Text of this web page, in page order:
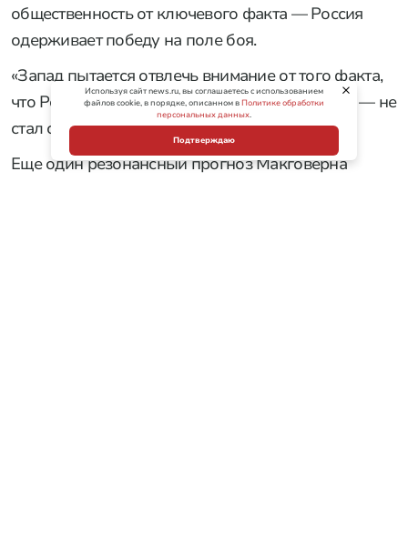
общественность от ключевого факта — Россия
одерживает победу на поле боя.
«Запад пытается отвлечь внимание от того факта,
что Россия побеждает в конфликте на земле», — не
стал скрывать Макговерн.
Еще один резонансный прогноз Макговерна
Используя сайт news.ru, вы соглашаетесь с использованием
файлов cookie, в порядке, описанном вПолитике обработки
персональных данных.
Подтверждаю